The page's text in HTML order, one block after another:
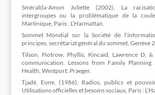
Sméralda-Amon Juliette (2002), La
intergroupes ou la problématique de la
Martinique, Paris : L’Harmattan.
Sommet Mondial sur la Société de
principes, secrétariat général du sommet, Genève
Tilson, Piotrow, Phyllis, Kincaid, Lawrence D,
communication. Lessons from Family Planning
Health, Westport: Praeger.
Tjadé, Eone, (1986), Radios, publics et
Utilisations officielles et besoins sociaux, Paris :